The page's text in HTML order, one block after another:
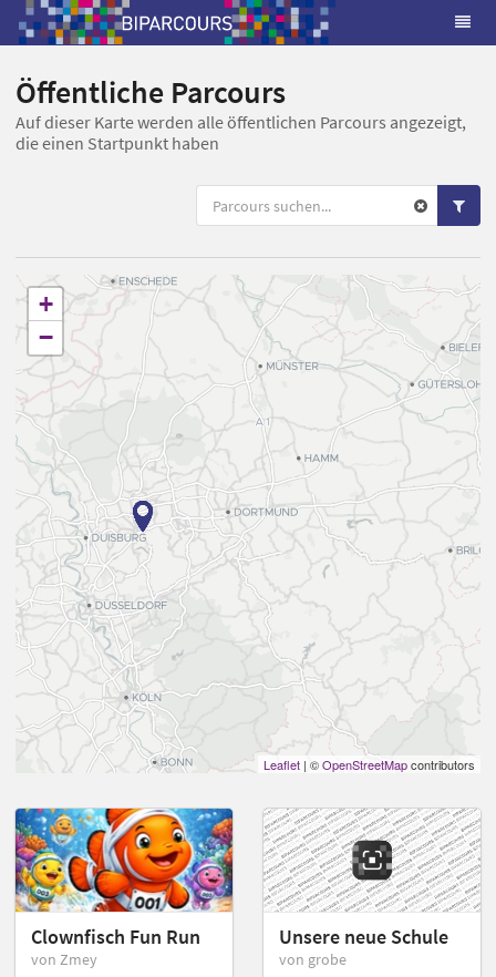
Öffentliche Parcours
Auf dieser Karte werden alle öffentlichen Parcours angezeigt,
die einen Startpunkt haben
+
−
Leaflet | ©OpenStreetMapcontributors
Clownfisch Fun Run
von Zmey
Unsere neue Schule
von grobe